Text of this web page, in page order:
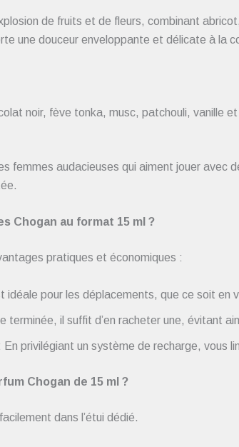
de fruits et de fleurs, combinant
une douceur enveloppante et délicate à la
noir, fève tonka, musc, patchouli, vanille
femmes audacieuses qui aiment jouer
Chogan au format 15 ml ?
pratiques et économiques :
idéale pour les déplacements, que ce soit en
terminée, il suffit d’en racheter une, évitant
En privilégiant un système de recharge, vous
Chogan de 15 ml ?
dans l’étui dédié.